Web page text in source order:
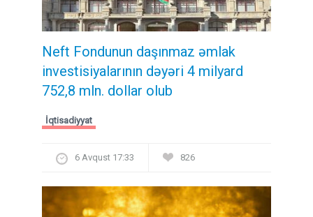
Neft Fondunun daşınmaz əmlak
investisiyalarının dəyəri 4 milyard
752,8 mln. dollar olub
İqtisadiyyat
6 Avqust 17:33 826